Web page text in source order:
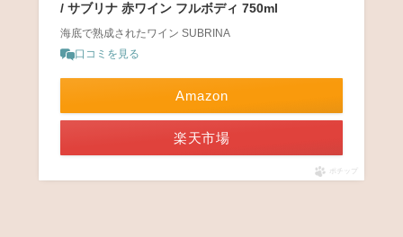
/ サブリナ 赤ワイン フルボディ 750ml
海底で熟成されたワイン SUBRINA
口コミを見る
Amazon
楽天市場
ポチップ